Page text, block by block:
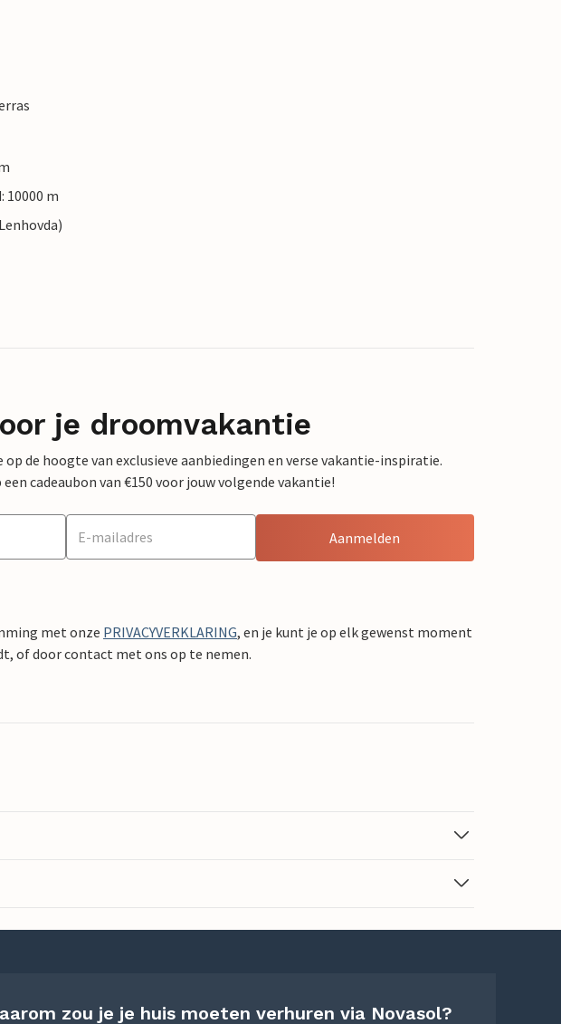
m
je droomvakantie
de hoogte van exclusieve aanbiedingen en verse vakantie-inspiratie.
cadeaubon van €150 voor jouw volgende vakantie!
Aanmelden
met onze PRIVACYVERKLARING, en je kunt je op elk gewenst moment
of door contact met ons op te nemen.
zou je je huis moeten verhuren via Novasol?